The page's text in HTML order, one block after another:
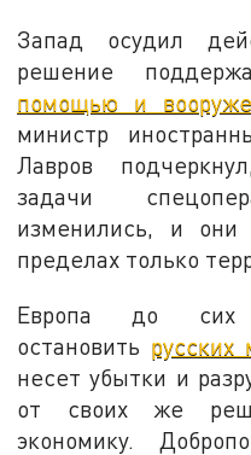
Запад осудил
решение
помощью и
министр
Лавров
задачи
изменились, и
пределах только
Европа до
остановить русских
несет убытки и
от своих же
экономику.